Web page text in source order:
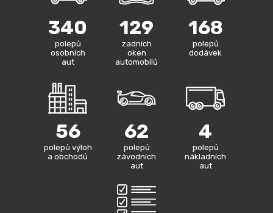
340
polepů
osobních
aut
129
zadních
oken
automobilů
168
polepů
dodávek
56
polepů výloh
a obchodů
62
polepů
závodních
aut
4
polepů
nákladních
aut